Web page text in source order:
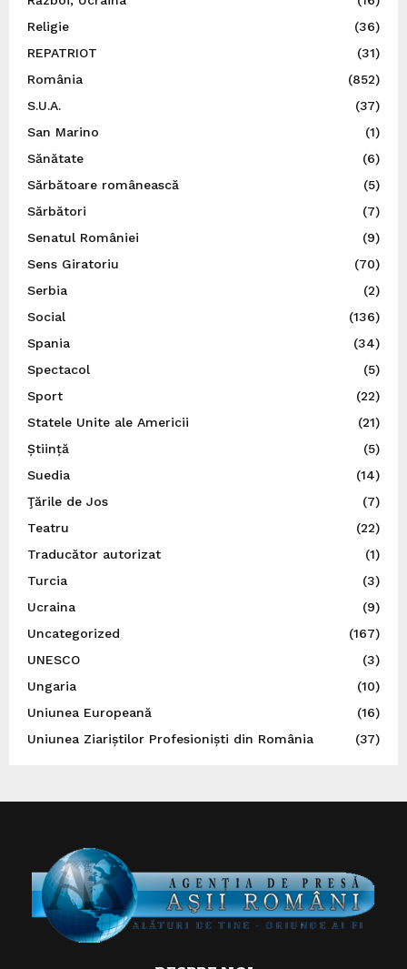
Religie
(36)
REPATRIOT
(31)
România
(852)
S.U.A.
(37)
San Marino
(1)
Sănătate
(6)
Sărbătoare românească
(5)
Sărbători
(7)
Senatul României
(9)
Sens Giratoriu
(70)
Serbia
(2)
Social
(136)
Spania
(34)
Spectacol
(5)
Sport
(22)
Statele Unite ale Americii
(21)
Știință
(5)
Suedia
(14)
Ţările de Jos
(7)
Teatru
(22)
Traducător autorizat
(1)
Turcia
(3)
Ucraina
(9)
Uncategorized
(167)
UNESCO
(3)
Ungaria
(10)
Uniunea Europeană
(16)
Uniunea Ziariștilor Profesioniști din România
(37)